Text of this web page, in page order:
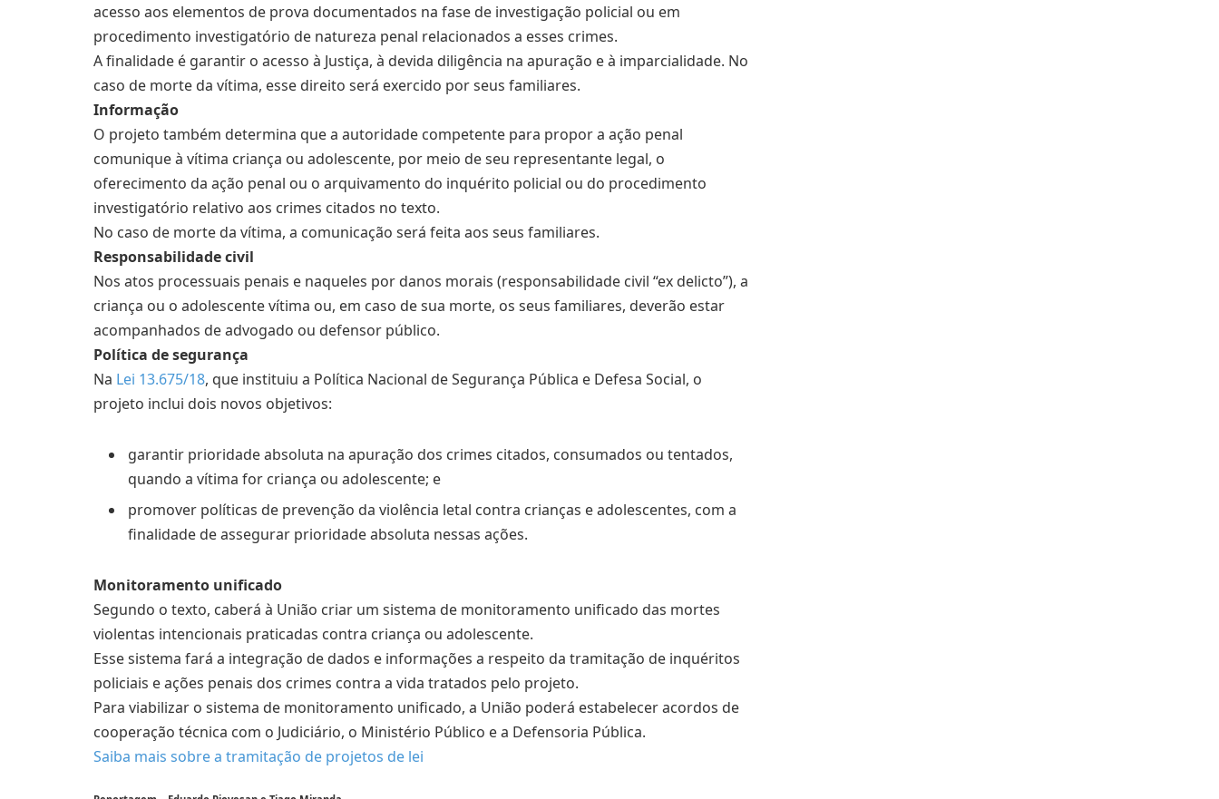
acesso aos elementos de prova documentados na fase de investigação policial ou em
procedimento investigatório de natureza penal relacionados a esses crimes.
A finalidade é garantir o acesso à Justiça, à devida diligência na apuração e à imparcialidade. No
caso de morte da vítima, esse direito será exercido por seus familiares.
Informação
O projeto também determina que a autoridade competente para propor a ação penal
comunique à vítima criança ou adolescente, por meio de seu representante legal, o
oferecimento da ação penal ou o arquivamento do inquérito policial ou do procedimento
investigatório relativo aos crimes citados no texto.
No caso de morte da vítima, a comunicação será feita aos seus familiares.
Responsabilidade civil
Nos atos processuais penais e naqueles por danos morais (responsabilidade civil “ex delicto”), a
criança ou o adolescente vítima ou, em caso de sua morte, os seus familiares, deverão estar
acompanhados de advogado ou defensor público.
Política de segurança
Na Lei 13.675/18, que instituiu a Política Nacional de Segurança Pública e Defesa Social, o
projeto inclui dois novos objetivos:
garantir prioridade absoluta na apuração dos crimes citados, consumados ou tentados,
quando a vítima for criança ou adolescente; e
promover políticas de prevenção da violência letal contra crianças e adolescentes, com a
finalidade de assegurar prioridade absoluta nessas ações.
Monitoramento unificado
Segundo o texto, caberá à União criar um sistema de monitoramento unificado das mortes
violentas intencionais praticadas contra criança ou adolescente.
Esse sistema fará a integração de dados e informações a respeito da tramitação de inquéritos
policiais e ações penais dos crimes contra a vida tratados pelo projeto.
Para viabilizar o sistema de monitoramento unificado, a União poderá estabelecer acordos de
cooperação técnica com o Judiciário, o Ministério Público e a Defensoria Pública.
Saiba mais sobre a tramitação de projetos de lei